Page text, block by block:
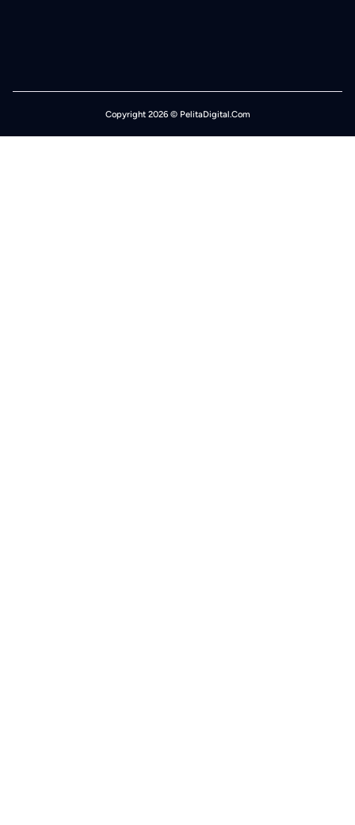
Copyright 2026 © PelitaDigital.Com